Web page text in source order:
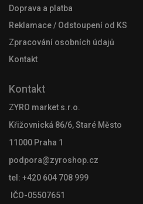
Doprava a platba
Reklamace / Odstoupení od KS
Zpracování osobních údajů
Kontakt
Kontakt
ZYRO market s.r.o.
Křižovnická 86/6, Staré Město
11000 Praha 1
podpora@zyroshop.cz
tel: +420 604 708 999
IČO-05507651